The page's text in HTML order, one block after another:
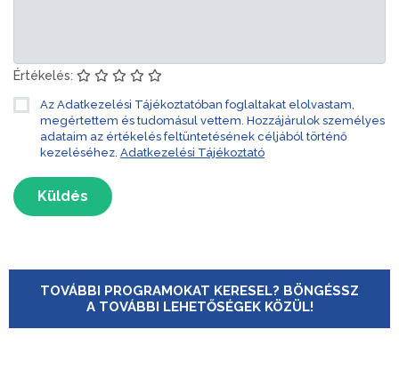
Értékelés:
Az Adatkezelési Tájékoztatóban foglaltakat elolvastam,
megértettem és tudomásul vettem. Hozzájárulok személyes
adataim az értékelés feltüntetésének céljából történő
kezeléséhez. Adatkezelési Tájékoztató
Küldés
TOVÁBBI PROGRAMOKAT KERESEL? BÖNGÉSSZ
A TOVÁBBI LEHETŐSÉGEK KÖZÜL!